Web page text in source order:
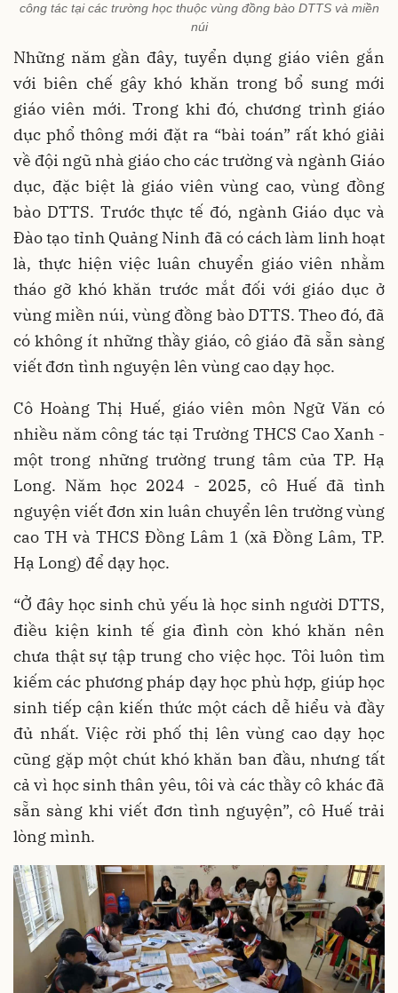
công tác tại các trường học thuộc vùng đồng bào DTTS và miền
núi
Những năm gần đây, tuyển dụng giáo viên gắn
với biên chế gây khó khăn trong bổ sung mới
giáo viên mới. Trong khi đó, chương trình giáo
dục phổ thông mới đặt ra “bài toán” rất khó giải
về đội ngũ nhà giáo cho các trường và ngành Giáo
dục, đặc biệt là giáo viên vùng cao, vùng đồng
bào DTTS. Trước thực tế đó, ngành Giáo dục và
Đào tạo tỉnh Quảng Ninh đã có cách làm linh hoạt
là, thực hiện việc luân chuyển giáo viên nhằm
tháo gỡ khó khăn trước mắt đối với giáo dục ở
vùng miền núi, vùng đồng bào DTTS. Theo đó, đã
có không ít những thầy giáo, cô giáo đã sẵn sàng
viết đơn tình nguyện lên vùng cao dạy học.
Cô Hoàng Thị Huế, giáo viên môn Ngữ Văn có
nhiều năm công tác tại Trường THCS Cao Xanh -
một trong những trường trung tâm của TP. Hạ
Long. Năm học 2024 - 2025, cô Huế đã tình
nguyện viết đơn xin luân chuyển lên trường vùng
cao TH và THCS Đồng Lâm 1 (xã Đồng Lâm, TP.
Hạ Long) để dạy học.
“Ở đây học sinh chủ yếu là học sinh người DTTS,
điều kiện kinh tế gia đình còn khó khăn nên
chưa thật sự tập trung cho việc học. Tôi luôn tìm
kiếm các phương pháp dạy học phù hợp, giúp học
sinh tiếp cận kiến thức một cách dễ hiểu và đầy
đủ nhất. Việc rời phố thị lên vùng cao dạy học
cũng gặp một chút khó khăn ban đầu, nhưng tất
cả vì học sinh thân yêu, tôi và các thầy cô khác đã
sẵn sàng khi viết đơn tình nguyện”, cô Huế trải
lòng mình.